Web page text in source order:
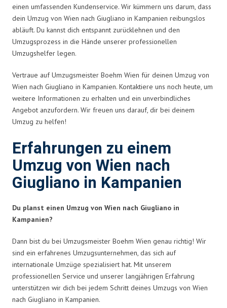
einen umfassenden Kundenservice. Wir kümmern uns darum, dass
dein Umzug von Wien nach Giugliano in Kampanien reibungslos
abläuft. Du kannst dich entspannt zurücklehnen und den
Umzugsprozess in die Hände unserer professionellen
Umzugshelfer legen.
Vertraue auf Umzugsmeister Boehm Wien für deinen Umzug von
Wien nach Giugliano in Kampanien. Kontaktiere uns noch heute, um
weitere Informationen zu erhalten und ein unverbindliches
Angebot anzufordern. Wir freuen uns darauf, dir bei deinem
Umzug zu helfen!
Erfahrungen zu einem
Umzug von Wien nach
Giugliano in Kampanien
Du planst einen Umzug von Wien nach Giugliano in
Kampanien?
Dann bist du bei Umzugsmeister Boehm Wien genau richtig! Wir
sind ein erfahrenes Umzugsunternehmen, das sich auf
internationale Umzüge spezialisiert hat. Mit unserem
professionellen Service und unserer langjährigen Erfahrung
unterstützen wir dich bei jedem Schritt deines Umzugs von Wien
nach Giugliano in Kampanien.